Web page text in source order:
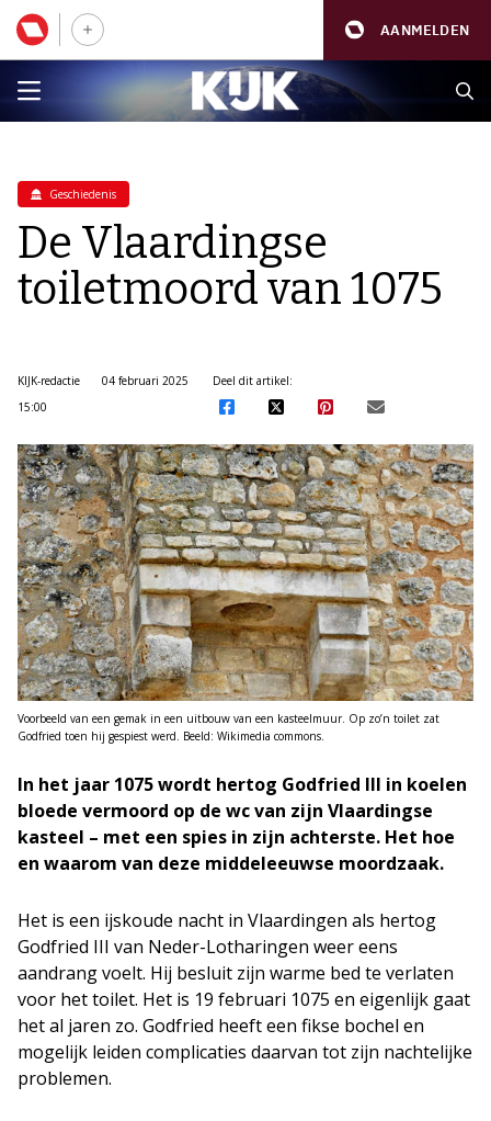
AANMELDEN
Geschiedenis
De Vlaardingse
toiletmoord van 1075
KIJK-redactie
04 februari 2025
15:00
Deel dit artikel:
Voorbeeld van een gemak in een uitbouw van een kasteelmuur. Op zo’n toilet zat
Godfried toen hij gespiest werd. Beeld: Wikimedia commons.
In het jaar 1075 wordt hertog Godfried III in koelen
bloede vermoord op de wc van zijn Vlaardingse
kasteel – met een spies in zijn achterste. Het hoe
en waarom van deze middeleeuwse moordzaak.
Het is een ijskoude nacht in Vlaardingen als hertog
Godfried III van Neder-Lotharingen weer eens
aandrang voelt. Hij besluit zijn warme bed te verlaten
voor het toilet. Het is 19 februari 1075 en eigenlijk gaat
het al jaren zo. Godfried heeft een fikse bochel en
mogelijk leiden complicaties daarvan tot zijn nachtelijke
problemen.